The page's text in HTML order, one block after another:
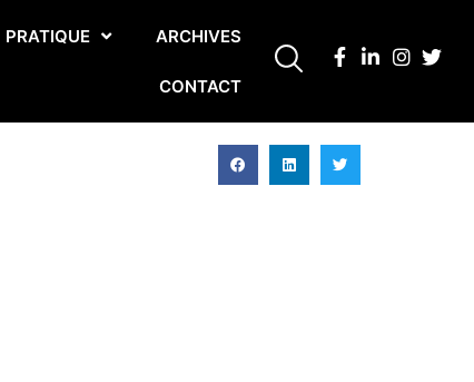
PRATIQUE ARCHIVES
CONTACT